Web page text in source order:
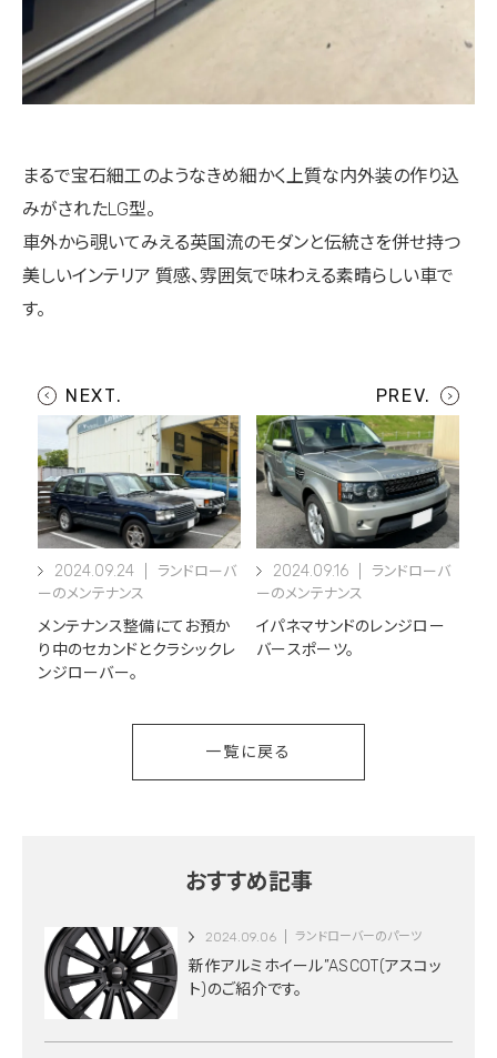
まるで宝石細工のようなきめ細かく上質な内外装の作り込
みがされたLG型。
車外から覗いてみえる英国流のモダンと伝統さを併せ持つ
美しいインテリア 質感、雰囲気で味わえる素晴らしい車で
す。
2024.09.24
ランドローバ
ーのメンテナンス
メンテナンス整備にてお預か
り中のセカンドとクラシックレ
ンジローバー。
2024.09.16
ランドローバ
ーのメンテナンス
イパネマサンドのレンジロー
バースポーツ。
一覧に戻る
おすすめ記事
2024.09.06 ランドローバーのパーツ
新作アルミホイール”ASCOT(アスコッ
ト)のご紹介です。